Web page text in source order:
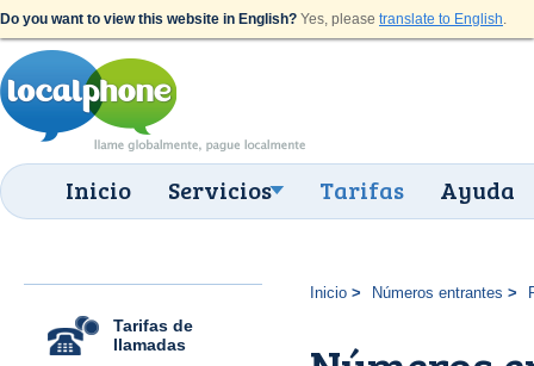
Do you want to view this website in English? Yes, please translate to English.
Inicio Servicios Tarifas Ayuda
Tarifas de
llamadas
Inicio Números entrantes